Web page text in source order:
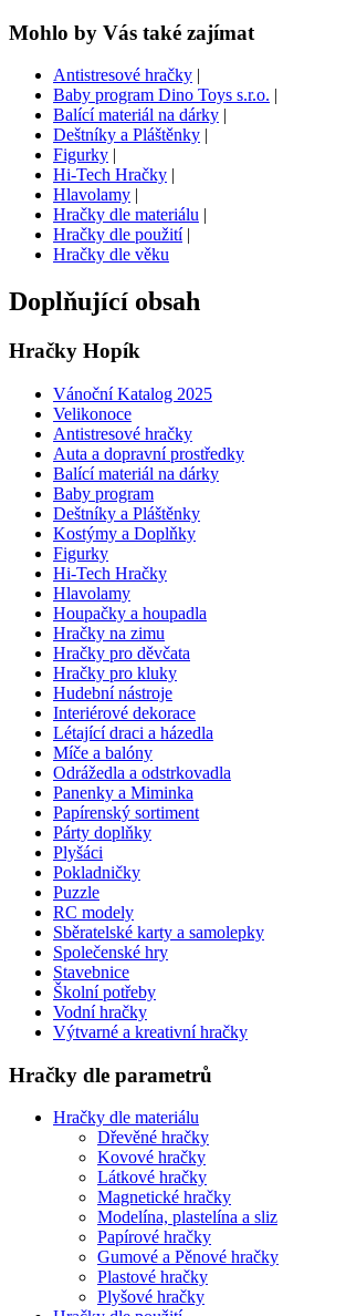
Mohlo by Vás také zajímat
Antistresové hračky |
Baby program Dino Toys s.r.o. |
Balící materiál na dárky |
Deštníky a Pláštěnky |
Figurky |
Hi-Tech Hračky |
Hlavolamy |
Hračky dle materiálu |
Hračky dle použití|
Hračky dle věku
Doplňující obsah
Hračky Hopík
Vánoční Katalog 2025
Velikonoce
Antistresové hračky
Auta a dopravní prostředky
Balící materiál na dárky
Baby program
Deštníky a Pláštěnky
Kostýmy a Doplňky
Figurky
Hi-Tech Hračky
Hlavolamy
Houpačky a houpadla
Hračky na zimu
Hračky pro děvčata
Hračky pro kluky
Hudební nástroje
Interiérové dekorace
Létající draci a házedla
Míče a balóny
Odrážedla a odstrkovadla
Panenky a Miminka
Papírenský sortiment
Párty doplňky
Plyšáci
Pokladničky
Puzzle
RC modely
Sběratelské karty a samolepky
Společenské hry
Stavebnice
Školní potřeby
Vodní hračky
Výtvarné a kreativní hračky
Hračky dle parametrů
Hračky dle materiálu
Dřevěné hračky
Kovové hračky
Látkové hračky
Magnetické hračky
Modelína, plastelína a sliz
Papírové hračky
Gumové a Pěnové hračky
Plastové hračky
Plyšové hračky